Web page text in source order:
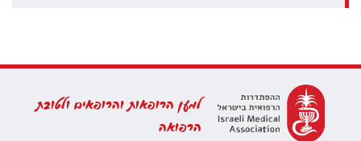
למען הרופאות והרופאים ולטובת
הרפואה